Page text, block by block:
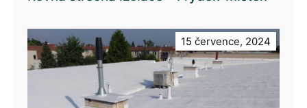
15 července, 2024